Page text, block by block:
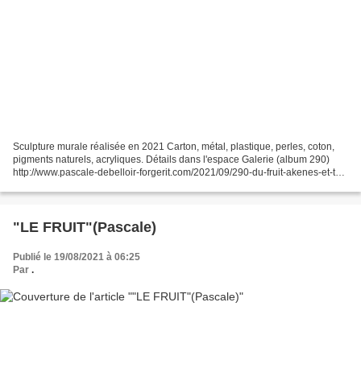
Sculpture murale réalisée en 2021 Carton, métal, plastique, perles, coton,
pigments naturels, acryliques. Détails dans l'espace Galerie (album 290)
http://www.pascale-debelloir-forgerit.com/2021/09/290-du-fruit-akenes-et-toi-
"LE FRUIT"(Pascale)
Publié le 19/08/2021 à 06:25
Par .